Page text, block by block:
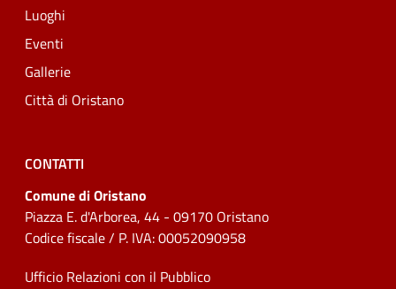
Luoghi
Eventi
Gallerie
Città di Oristano
CONTATTI
Comune di Oristano
Piazza E. d'Arborea, 44 - 09170 Oristano
Codice fiscale / P. IVA: 00052090958
Ufficio Relazioni con il Pubblico